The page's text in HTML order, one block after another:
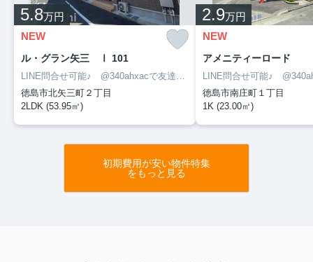
5.8万円
NEW
ル・グラン矢三 Ⅰ 101
LINE問合せ可能♪ @340ahxacで友達検索して下さい
徳島市北矢三町２丁目
2LDK (53.95㎡)
2.9万円
NEW
アメニティーロード
徳島市南庄町１丁目
1K (23.00㎡)
初期費用が安い物件特集
をもっと見る